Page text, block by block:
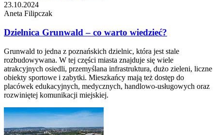
23.10.2024
Aneta Filipczak
Dzielnica Grunwald – co warto wiedzieć?
Grunwald to jedna z poznańskich dzielnic, która jest stale
rozbudowywana. W tej części miasta znajduje się wiele
atrakcyjnych osiedli, przemyślana infrastruktura, dużo zieleni, liczne
obiekty sportowe i zabytki. Mieszkańcy mają też dostęp do
placówek edukacyjnych, medycznych, handlowo-usługowych oraz
rozwiniętej komunikacji miejskiej.